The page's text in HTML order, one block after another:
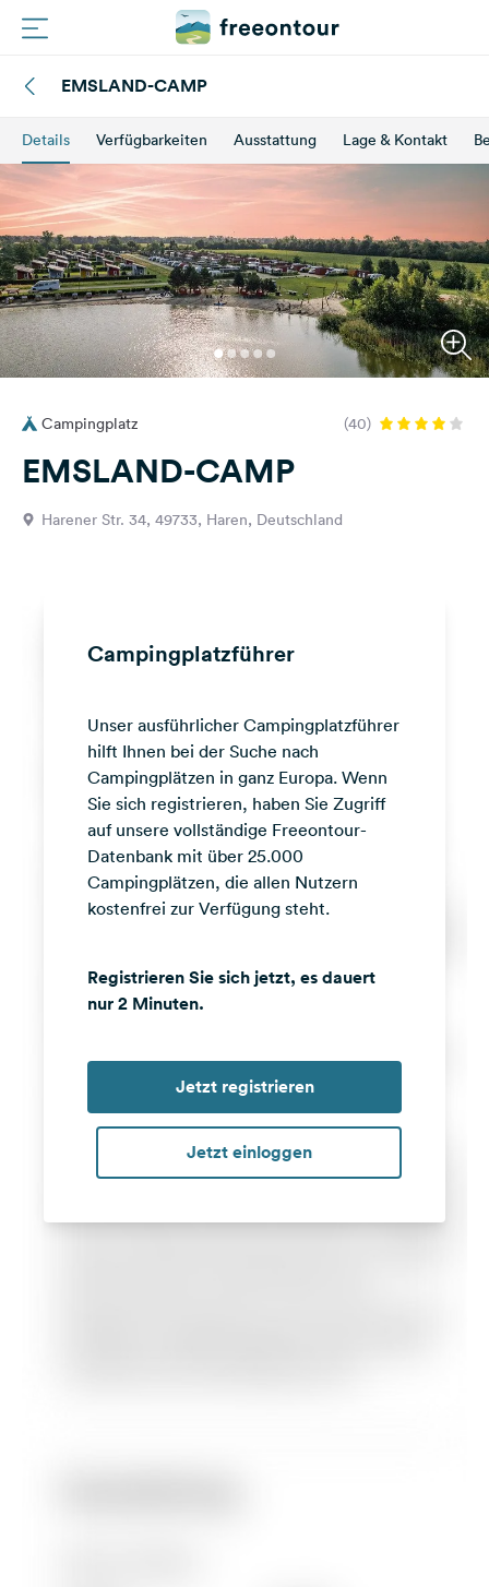
Plätze
Magazin
Partner
Registrieren
Einloggen
Fragen &
Feedback
Media
Facebook
Instagram
EMSLAND-CAMP
Details Verfügbarkeiten Ausstattung Lage & Kontakt
Campingplatz (40)
EMSLAND-CAMP
Harener Str. 34, 49733, Haren, Deutschland
Campingplatzführer
Unser ausführlicher Campingplatzführer
hilft Ihnen bei der Suche nach
Campingplätzen in ganz Europa. Wenn
Sie sich registrieren, haben Sie Zugriff
auf unsere vollständige Freeontour-
Datenbank mit über 25.000
Campingplätzen, die allen Nutzern
kostenfrei zur Verfügung steht.
Registrieren Sie sich jetzt, es dauert
nur 2 Minuten.
Jetzt registrieren
Jetzt einloggen